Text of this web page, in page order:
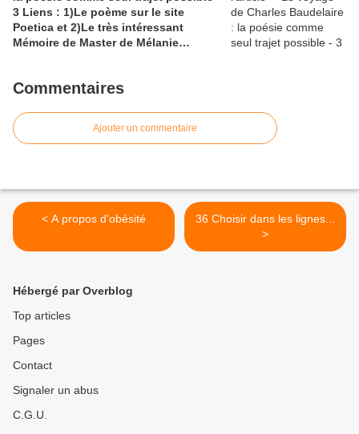
pour des extraits de Martine Broda "
L'amour du nom''
3 Liens : 1)Le poème sur le site
Poetica et 2)Le très intéressant
Mémoire de Master de Mélanie
Enfers trouvée sur bing
Commentaires
Ajouter un commentaire
< A propos d'obésité
36 Choisir dans les lignes...
>
Hébergé par Overblog
Top articles
Pages
Contact
Signaler un abus
C.G.U.